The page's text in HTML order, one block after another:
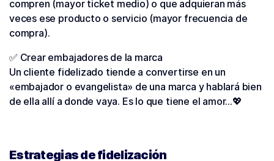
compren (mayor ticket medio) o que adquieran más
veces ese producto o servicio (mayor frecuencia de
compra).
✅ Crear embajadores de la marca
Un cliente fidelizado tiende a convertirse en un
«embajador o evangelista» de una marca y hablará bien
de ella allí a donde vaya. Es lo que tiene el amor…💖
Estrategias de fidelización